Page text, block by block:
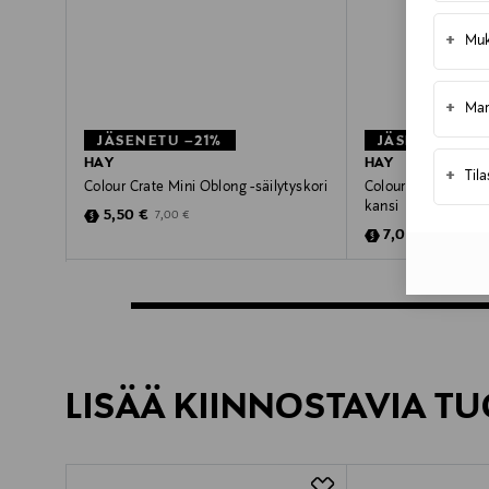
+
+
+
JÄSENETU –21%
HAY
Colour Crate Mini Oblong -säilytyskori
Discounted Price
5,50 € Original Price
7,00 €
JÄSENETU
HAY
Colour Crate
kansi
Discounted Price
7,00 €
LISÄÄ KIINNOSTAVIA